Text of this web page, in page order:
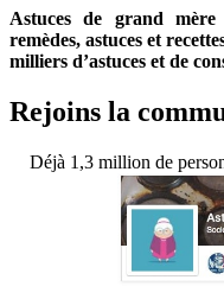
Astuces de grand
remèdes, astuces et
milliers d’astuces et de
Rejoins la
Déjà 1,3 million de